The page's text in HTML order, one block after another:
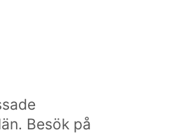
Besök på